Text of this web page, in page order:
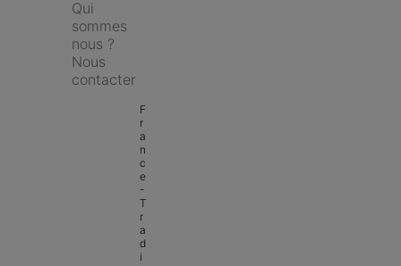
Qui
sommes
nous ?
Nous
contacter
F
r
a
n
c
e
-
T
r
a
d
i